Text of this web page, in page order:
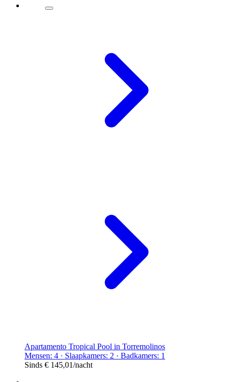
Apartamento Tropical Pool in Torremolinos
Mensen: 4 · Slaapkamers: 2 · Badkamers: 1
Sinds € 145,01/nacht